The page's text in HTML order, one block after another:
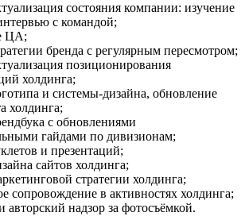
состояния компании: изучение
с командой;
ЦА;
бренда с регулярным пересмотром;
позиционирования
холдинга;
и системы-дизайна, обновление
холдинга;
с обновлениями
гайдами по дивизионам;
и презентаций;
сайтов холдинга;
стратегии холдинга;
сопровождение в активностях холдинга;
авторский надзор за фотосъёмкой.